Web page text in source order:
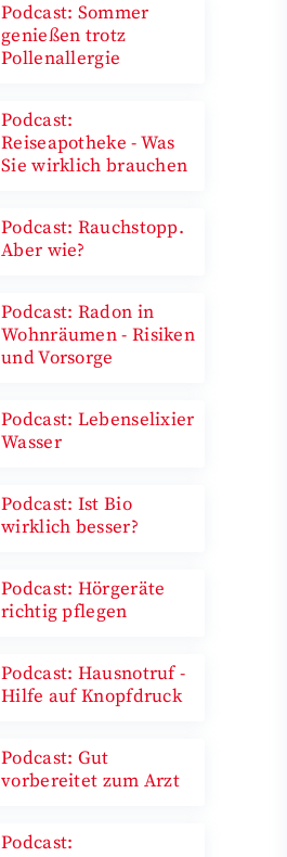
Podcast: Sommer
genießen trotz
Pollenallergie
Podcast:
Reiseapotheke - Was
Sie wirklich brauchen
Podcast: Rauchstopp.
Aber wie?
Podcast: Radon in
Wohnräumen - Risiken
und Vorsorge
Podcast: Lebenselixier
Wasser
Podcast: Ist Bio
wirklich besser?
Podcast: Hörgeräte
richtig pflegen
Podcast: Hausnotruf -
Hilfe auf Knopfdruck
Podcast: Gut
vorbereitet zum Arzt
Podcast: